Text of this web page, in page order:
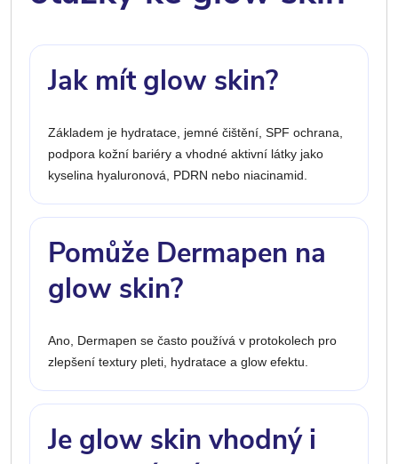
Jak mít glow skin?
Základem je hydratace, jemné čištění, SPF ochrana,
podpora kožní bariéry a vhodné aktivní látky jako
kyselina hyaluronová, PDRN nebo niacinamid.
Pomůže Dermapen na
glow skin?
Ano, Dermapen se často používá v protokolech pro
zlepšení textury pleti, hydratace a glow efektu.
Je glow skin vhodný i